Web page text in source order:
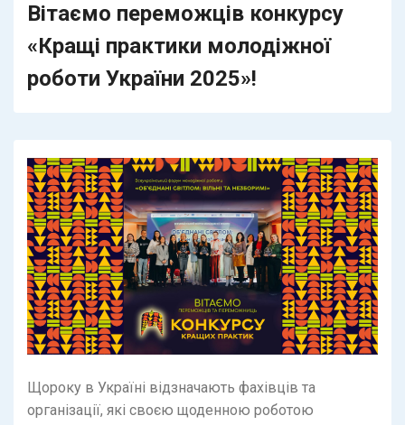
Вітаємо переможців конкурсу
«Кращі практики молодіжної
роботи України 2025»!
Щороку в Україні відзначають фахівців та
організації, які своєю щоденною роботою